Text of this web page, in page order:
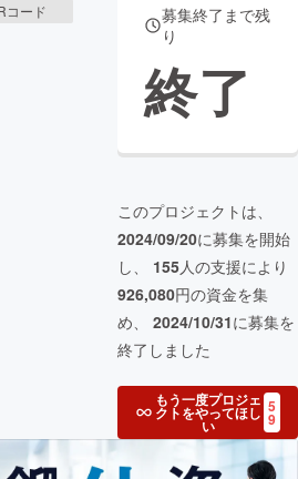
コード
募集終了まで残
り
終了
このプロジェクトは、
2024/09/20に募集を開始
し、 155人の支援により
926,080円の資金を集
め、 2024/10/31に募集を
終了しました
もう一度プロジェ
クトをやってほし
い
5
9